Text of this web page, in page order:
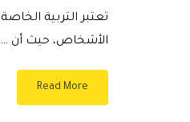
تعتبر التربية
الأشخاص، حيث أن …
Read More